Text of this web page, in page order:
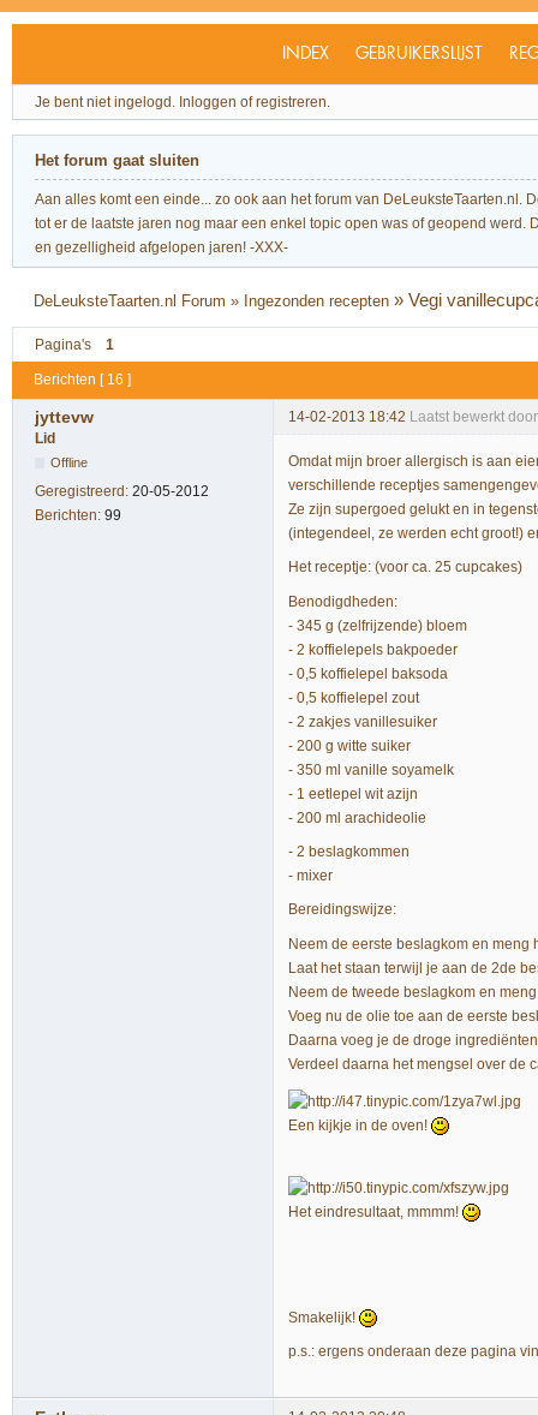
INDEX GEBRUIKERSLIJST
Je bent niet ingelogd. Inloggen of registreren.
Het forum gaat sluiten
Aan alles komt een einde... zo ook aan het forum van
tot er de laatste jaren nog maar een enkel topic open was of geopend
en gezelligheid afgelopen jaren! -XXX-
DeLeuksteTaarten.nl Forum » Ingezonden recepten »Vegi
Pagina's 1
Berichten [ 16 ]
jyttevw 14-02-2013 18:42 Laatst bewerkt
Lid
Offline
Geregistreerd: 20-05-2012
Berichten: 99
Omdat mijn broer allergisch is aan
verschillende receptjes
Ze zijn supergoed gelukt en in
(integendeel, ze werden echt groot!)
Het receptje: (voor ca. 25 cupcakes)
Benodigdheden:
- 345 g (zelfrijzende) bloem
- 2 koffielepels bakpoeder
- 0,5 koffielepel baksoda
- 0,5 koffielepel zout
- 2 zakjes vanillesuiker
- 200 g witte suiker
- 350 ml vanille soyamelk
- 1 eetlepel wit azijn
- 200 ml arachideolie
- 2 beslagkommen
- mixer
Bereidingswijze:
Neem de eerste beslagkom en meng
Laat het staan terwijl je aan de 2de
Neem de tweede beslagkom en
Voeg nu de olie toe aan de eerste
Daarna voeg je de droge
Verdeel daarna het mengsel over de
Een kijkje in de oven!
Het eindresultaat, mmmm!
Smakelijk!
p.s.: ergens onderaan deze pagina